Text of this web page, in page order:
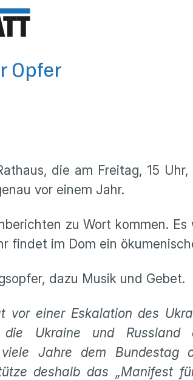
Opfer
die am Freitag, 15
vor einem Jahr.
zu Wort kommen. Es
findet im Dom ein
dazu Musik und Gebet.
einer Eskalation des
Ukraine und Russland
Jahre dem Bundestag
deshalb das „Manifest